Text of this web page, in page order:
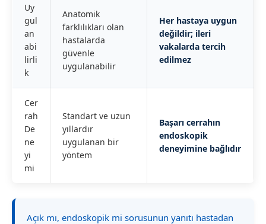
Uy
gul
an
abi
lirli
k
Anatomik
farklılıkları olan
hastalarda
güvenle
uygulanabilir
Her hastaya uygun
değildir; ileri
vakalarda tercih
edilmez
Cer
rah
De
ne
yi
mi
Standart ve uzun
yıllardır
uygulanan bir
yöntem
Başarı cerrahın
endoskopik
deneyimine bağlıdır
Açık mı, endoskopik mi sorusunun yanıtı hastadan